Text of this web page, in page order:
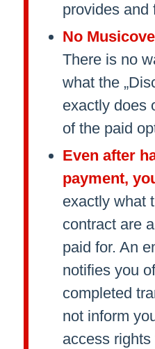
provides and
No
There is no
what the
exactly does
of the paid
Even after
payment,
exactly what
contract are
paid for. An
notifies you
completed
not inform
access